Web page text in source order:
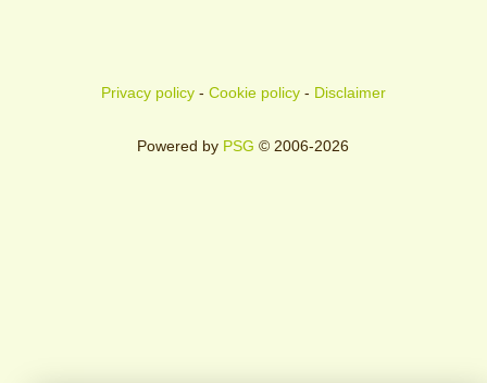
Privacy policy- Cookie policy- Disclaimer
Powered by PSG © 2006-2026